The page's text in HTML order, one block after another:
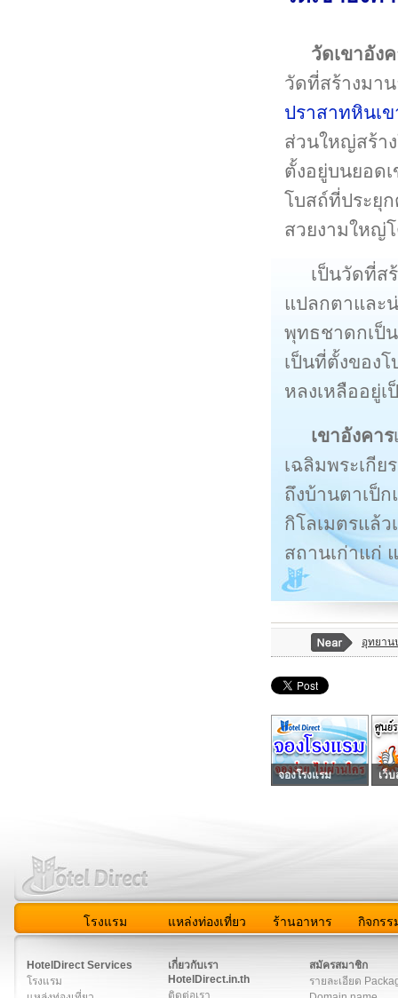
วัดเขาอัง
วัดที่สร้างมา
ปราสาทหินเ
ส่วนใหญ่สร้า
ตั้งอยู่บนยอด
โบสถ์ที่ประยุ
สวยงามใหญ่
เป็นวัดที่ส
แปลกตาและ
พุทธชาดกเป็
เป็นที่ตั้งของ
หลงเหลืออยู่
เขาอังคาร
เฉลิมพระเกีย
ถึงบ้านตาเป็
กิโลเมตรแล้
สถานเก่าแก่
อุทยาน
จองโรงแรม เว็
โรงแรม แหล่งท่องเที่ยว ร้านอาหาร กิจกรร
HotelDirect Services
โรงแรม
เกี่ยวกับเรา
HotelDirect.in.th
ติดต่อเรา
สมัครสมาชิก
รายละเอียด